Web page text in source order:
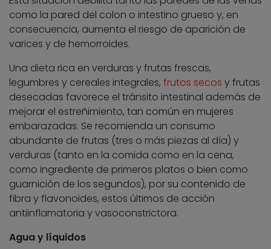
como la pared del colon o intestino grueso y, en
consecuencia, aumenta el riesgo de aparición de
varices y de hemorroides.
Una dieta rica en verduras y frutas frescas,
legumbres y cereales integrales, frutos secos y frutas
desecadas favorece el tránsito intestinal además de
mejorar el estreñimiento, tan común en mujeres
embarazadas. Se recomienda un consumo
abundante de frutas (tres o más piezas al día) y
verduras (tanto en la comida como en la cena,
como ingrediente de primeros platos o bien como
guarnición de los segundos), por su contenido de
fibra y flavonoides, estos últimos de acción
antiinflamatoria y vasoconstrictora.
Agua y líquidos